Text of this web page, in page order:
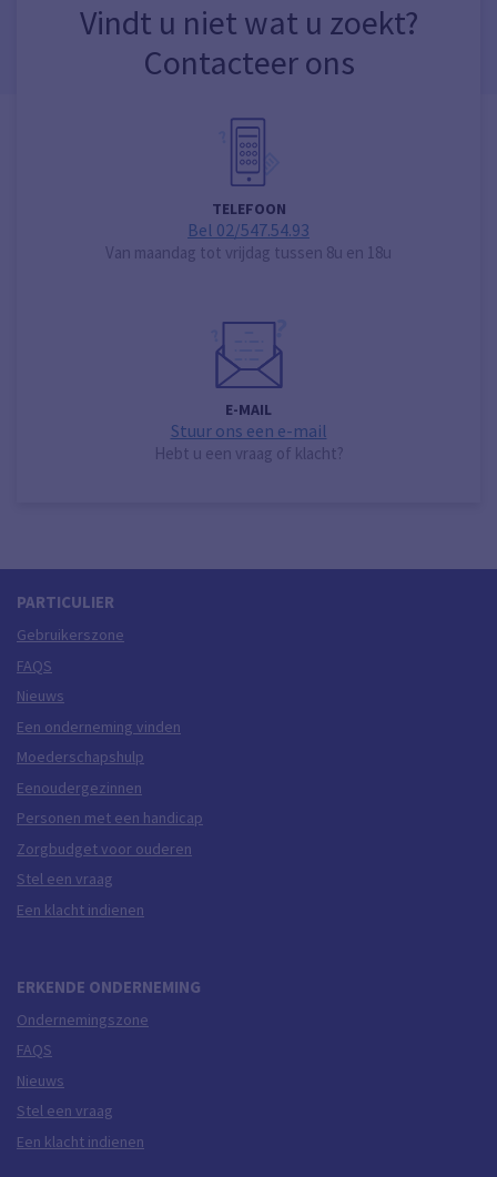
Vindt u niet wat u zoekt?
Contacteer ons
TELEFOON
Bel 02/547.54.93
Van maandag tot vrijdag tussen 8u en 18u
E-MAIL
Stuur ons een e-mail
Hebt u een vraag of klacht?
PARTICULIER
Gebruikerszone
FAQS
Nieuws
Een onderneming vinden
Moederschapshulp
Eenoudergezinnen
Personen met een handicap
Zorgbudget voor ouderen
Stel een vraag
Een klacht indienen
ERKENDE ONDERNEMING
Ondernemingszone
FAQS
Nieuws
Stel een vraag
Een klacht indienen